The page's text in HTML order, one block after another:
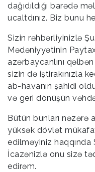
dağıdıldığı barədə
ucaltdınız. Biz bunu
Sizin rəhbərliyinizlə
Mədəniyyətinin
azərbaycanlını
sizin də iştirakınızla
ab-havanın şahidi
və geri dönüşün
Bütün bunları nəzərə
yüksək dövlət
edilməyiniz haqqında
İcazənizlə onu sizə
edirəm.